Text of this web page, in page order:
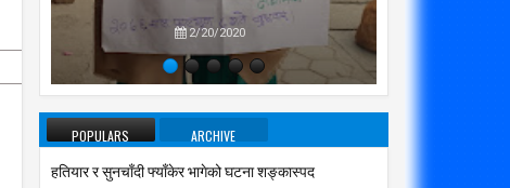
2/20/2020
POPULARS ARCHIVE
हतियार र सुनचाँदी फ्याँकेर भागेको घटना शङ्कास्पद